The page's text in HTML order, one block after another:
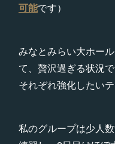
可能です）
みなとみらい大ホー
て、贅沢過ぎる状況
それぞれ強化したい
私のグループは少人